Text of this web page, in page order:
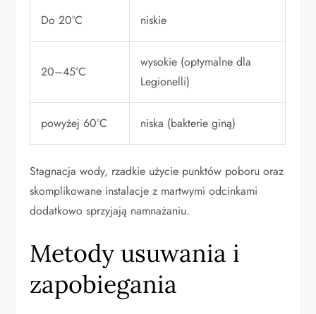
Do 20°C niskie
20–45°C
wysokie (optymalne dla
Legionelli)
powyżej 60°C niska (bakterie giną)
Stagnacja wody, rzadkie użycie punktów poboru oraz
skomplikowane instalacje z martwymi odcinkami
dodatkowo sprzyjają namnażaniu.
Metody usuwania i
zapobiegania